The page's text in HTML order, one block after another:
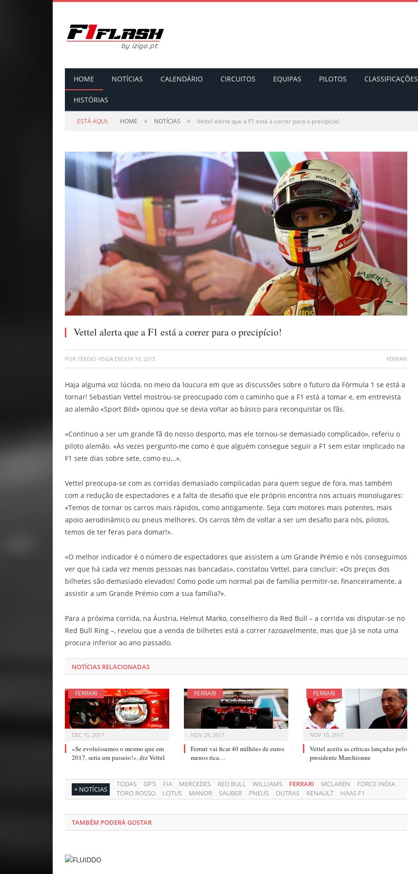
HOME NOTÍCIAS CALENDÁRIO CIRCUITOS EQUIPAS PILOTOS CLASSIFICAÇÕES
HISTÓRIAS
ESTÁ AQUI: HOME » NOTÍCIAS » Vettel alerta que a F1 está a correr para o precipício!
Vettel alerta que a F1 está a correr para o precipício!
POR SÉRGIO VEIGA EM JUN 10, 2015 FERRARI
Haja alguma voz lúcida, no meio da loucura em que as discussões sobre o futuro da Fórmula 1 se está a
tornar! Sebastian Vettel mostrou-se preocupado com o caminho que a F1 está a tomar e, em entrevista
ao alemão «Sport Bild» opinou que se devia voltar ao básico para reconquistar os fãs.
«Continuo a ser um grande fã do nosso desporto, mas ele tornou-se demasiado complicado», referiu o
piloto alemão. «Às vezes pergunto-me como é que alguém consegue seguir a F1 sem estar implicado na
F1 sete dias sobre sete, como eu…».
Vettel preocupa-se com as corridas demasiado complicadas para quem segue de fora, mas também
com a redução de espectadores e a falta de desafio que ele próprio encontra nos actuais monolugares:
«Temos de tornar os carros mais rápidos, como antigamente. Seja com motores mais potentes, mais
apoio aerodinâmico ou pneus melhores. Os carros têm de voltar a ser um desafio para nós, pilotos,
temos de ter feras para domar!».
«O melhor indicador é o número de espectadores que assistem a um Grande Prémio e nós conseguimos
ver que há cada vez menos pessoas nas bancadas», constatou Vettel, para concluir: «Os preços dos
bilhetes são demasiado elevados! Como pode um normal pai de família permitir-se, financeiramente, a
assistir a um Grande Prémio com a sua família?».
Para a próxima corrida, na Áustria, Helmut Marko, conselheiro da Red Bull – a corrida vai disputar-se no
Red Bull Ring –, revelou que a venda de bilhetes está a correr razoavelmente, mas que já se nota uma
procura inferior ao ano passado.
NOTÍCIAS RELACIONADAS
FERRARI
DEC 15, 2017
«Se evoluíssemos o mesmo que em
2017, seria um passeio!», diz Vettel
FERRARI
NOV 29, 2017
Ferrari vai ficar 40 milhões de euros
menos rica…
FERRARI
NOV 10, 2017
Vettel aceita as críticas lançadas pelo
presidente Marchionne
+ NOTÍCIAS
TODAS GP’S FIA MERCEDES RED BULL WILLIAMS FERRARI MCLAREN
FORCE INDIA
TORO ROSSO
LOTUS MANOR SAUBER PNEUS OUTRAS RENAULT HAAS F1
TAMBÉM PODERÁ GOSTAR